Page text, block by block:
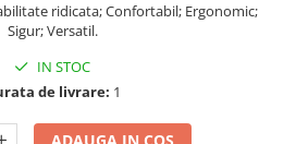
ridicata; Confortabil; Ergonomic;
Sigur; Versatil.
IN STOC
de livrare: 1